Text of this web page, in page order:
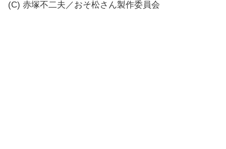
(C) 赤塚不二夫／おそ松さん製作委員会